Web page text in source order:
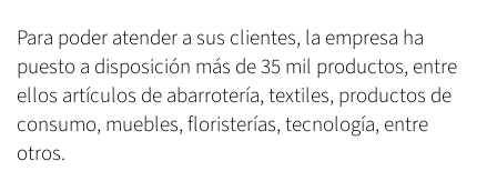
Para poder atender a sus clientes, la empresa ha
puesto a disposición más de 35 mil productos, entre
ellos artículos de abarrotería, textiles, productos de
consumo, muebles, floristerías, tecnología, entre
otros.